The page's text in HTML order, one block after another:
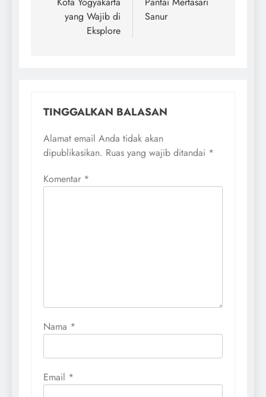
yang Wajib di
Eksplore
Sanur
TINGGALKAN BALASAN
Alamat email Anda tidak akan
dipublikasikan. Ruas yang wajib ditandai *
Komentar *
Nama *
Email *